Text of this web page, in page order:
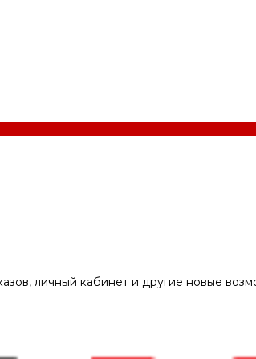
личный кабинет и другие новые